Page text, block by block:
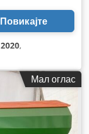
Повикајте
2020,
Мал оглас